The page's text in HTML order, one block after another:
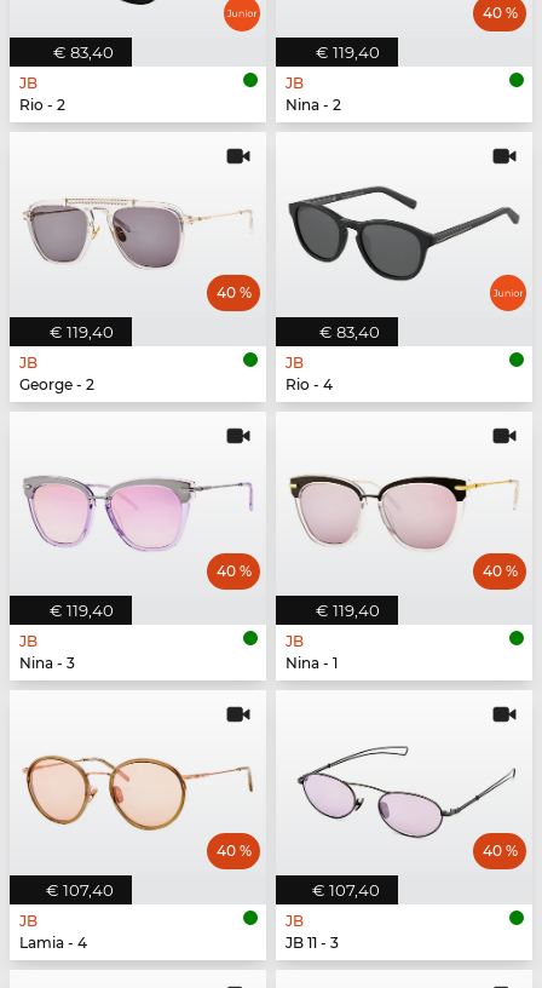
€ 83,40
JB
Rio - 2
€ 119,40
40 %
JB
Nina - 2
€ 119,40
40 %
JB
George - 2
€ 83,40
JB
Rio - 4
€ 119,40
40 %
JB
Nina - 3
€ 119,40
40 %
JB
Nina - 1
€ 107,40
40 %
JB
Lamia - 4
€ 107,40
40 %
JB
JB 11 - 3